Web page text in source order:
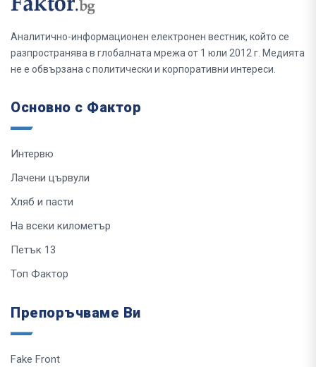
Аналитично-информационен електронен вестник, който се
разпространява в глобалната мрежа от 1 юли 2012 г. Медията
не е обвързана с политически и корпоративни интереси.
Основно с Фактор
Интервю
Лачени цървули
Хляб и пасти
На всеки километър
Петък 13
Топ Фактор
Препоръчваме Ви
Fake Front